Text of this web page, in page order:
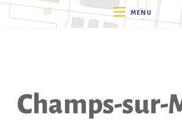
MENU
Champs-sur-